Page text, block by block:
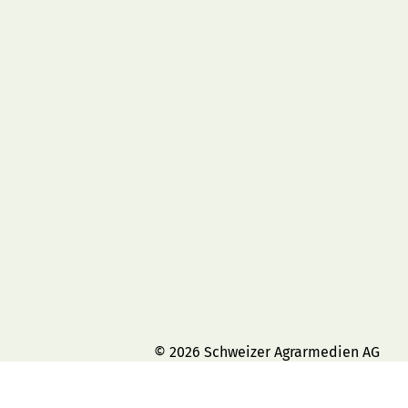
© 2026 Schweizer Agrarmedien AG